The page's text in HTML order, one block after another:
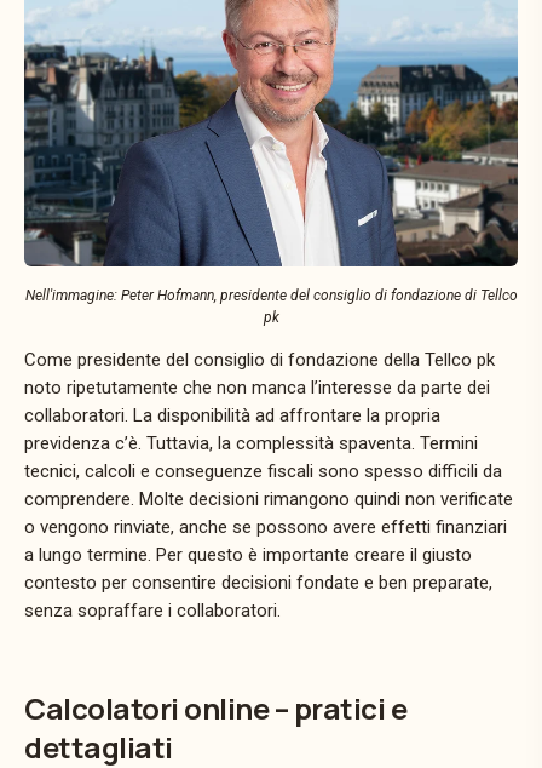
Nell'immagine: Peter Hofmann, presidente del consiglio di fondazione di Tellco
pk
Come presidente del consiglio di fondazione della Tellco pk
noto ripetutamente che non manca l’interesse da parte dei
collaboratori. La disponibilità ad affrontare la propria
previdenza c’è. Tuttavia, la complessità spaventa. Termini
tecnici, calcoli e conseguenze fiscali sono spesso difficili da
comprendere. Molte decisioni rimangono quindi non verificate
o vengono rinviate, anche se possono avere effetti finanziari
a lungo termine. Per questo è importante creare il giusto
contesto per consentire decisioni fondate e ben preparate,
senza sopraffare i collaboratori.
Calcolatori online – pratici e
dettagliati